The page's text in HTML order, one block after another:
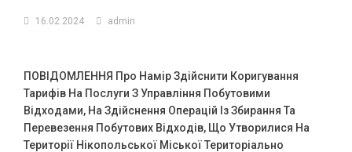
16.02.2024 admin
ПОВІДОМЛЕННЯ Про Намір Здійснити Коригування
Тарифів На Послуги З Управління Побутовими
Відходами, На Здійснення Операцій Із Збирання Та
Перевезення Побутових Відходів, Що Утворилися На
Території Нікопольської Міської Територіально